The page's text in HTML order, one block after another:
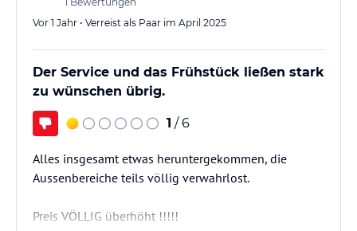
des jeweiligen Veranstalters.
Vor 1 Jahr • Verreist als Paar im April 2025
Der Service und das Frühstück ließen stark
zu wünschen übrig.
1 / 6
Alles insgesamt etwas heruntergekommen, die
Aussenbereiche teils völlig verwahrlost.
Preis VÖLLIG überhöht !!!!!